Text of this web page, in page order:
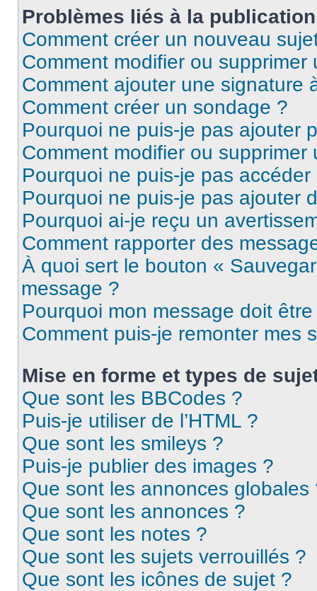
Problèmes liés à la
Comment créer un nouveau
Comment modifier ou supprimer
Comment ajouter une signature
Comment créer un sondage ?
Pourquoi ne puis-je pas ajouter
Comment modifier ou supprimer
Pourquoi ne puis-je pas
Pourquoi ne puis-je pas ajouter
Pourquoi ai-je reçu un
Comment rapporter des
À quoi sert le bouton «
message ?
Pourquoi mon message doit
Comment puis-je remonter mes
Mise en forme et types de
Que sont les BBCodes ?
Puis-je utiliser de l’HTML ?
Que sont les smileys ?
Puis-je publier des images ?
Que sont les annonces globales
Que sont les annonces ?
Que sont les notes ?
Que sont les sujets verrouillés ?
Que sont les icônes de sujet ?